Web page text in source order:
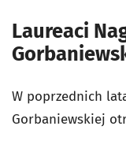
Laureaci
W poprzednich
Gorbaniewskiej